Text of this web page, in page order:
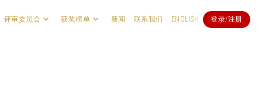
评审委员会 获奖榜单 新闻 联系我们 ENGLISH 登录/注册